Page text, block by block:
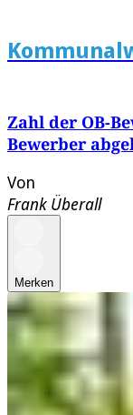
Zahl der OB-
Bewerber
Von
Frank Überall
Merken